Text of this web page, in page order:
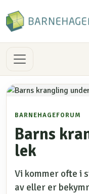
BARNEHAGEFORUM
Barns
lek
Vi kommer ofte i
av eller er